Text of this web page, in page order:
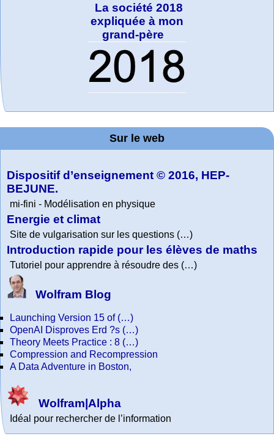
MATHCURVE.CO
M
La société 2018
expliquée à mon
grand-père
WolframTones :
Generate a
Composition
Online math
practice and
lessons
Wolfram web
resources
Office fédéral de
la statistique
Wolfram
Education Portal
Wolfram
Mathematica
Tutorial
Collection
Arts-Scènes
TED Talks
Sur le web
Dispositif d’enseignement © 2016, HEP-
BEJUNE.
mi-fini - Modélisation en physique
Energie et climat
Site de vulgarisation sur les questions (…)
Introduction rapide pour les élèves de maths
Tutoriel pour apprendre à résoudre des (…)
Wolfram Blog
Launching Version 15 of (…)
OpenAI Disproves Erd ?s (…)
Theory Meets Practice : 8 (…)
Compression and Recompression
A Data Adventure in Boston,
Wolfram|Alpha
Idéal pour rechercher de l’information